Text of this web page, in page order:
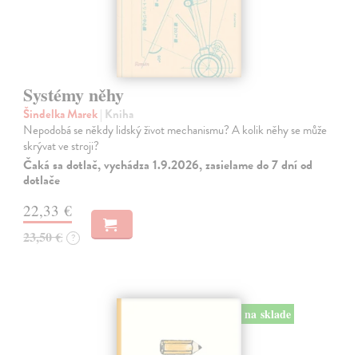
Systémy něhy
Šindelka Marek| Kniha
Nepodobá se někdy lidský život mechanismu? A kolik něhy se může
skrývat ve stroji?
Čaká sa dotlač, vychádza 1.9.2026, zasielame do 7 dní od
dotlače
22,33 €
23,50 € ?
na sklade